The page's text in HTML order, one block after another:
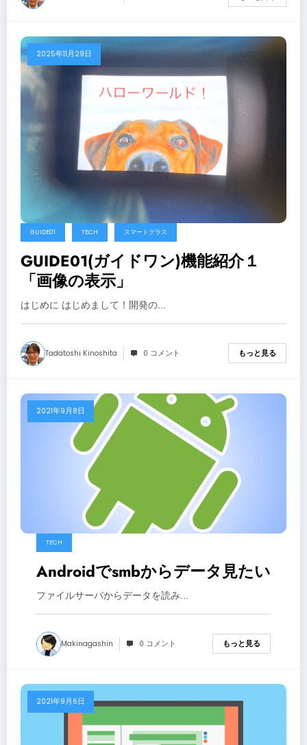
2025年11月29日
GUIDE01 TECH スマートグラス
GUIDE01(ガイドワン)機能紹介１
「画像の表示」
はじめに はじめまして！開発の…
Tadatoshi Kinoshita 0 コメント もっと見る
2021年9月8日
TECH
Androidでsmbからデータ見たい
ファイルサーバからデータを読み…
Makinagashin 0 コメント もっと見る
2021年9月6日